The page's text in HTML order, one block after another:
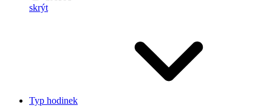
skrýt
Typ hodinek